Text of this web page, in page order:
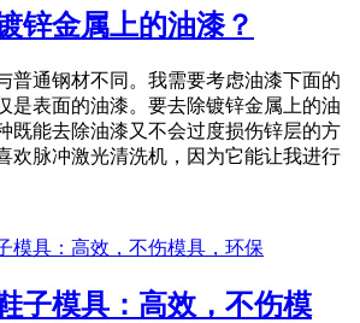
锌金属上的油漆？
普通钢材不同。我需要考虑油漆下面的
是表面的油漆。要去除镀锌金属上的油
既能去除油漆又不会过度损伤锌层的方
欢脉冲激光清洗机，因为它能让我进行
子模具：高效，不伤模